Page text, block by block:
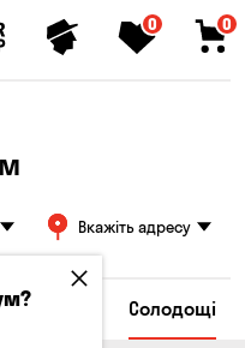
0 0
Вкажіть адресу
снеки Солодощі